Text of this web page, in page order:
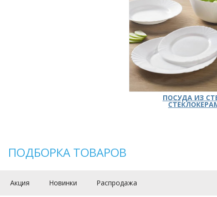
ПОСУДА ИЗ
ПОДБОРКА ТОВАРОВ
Акция Новинки Распродажа